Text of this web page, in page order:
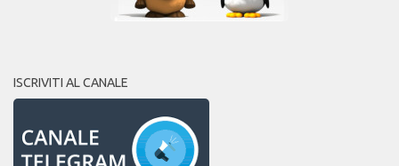
ISCRIVITI AL CANALE